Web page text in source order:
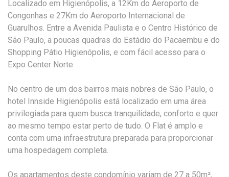
Localizado em Higienópolis, a 12Km do Aeroporto de
Congonhas e 27Km do Aeroporto Internacional de
Guarulhos. Entre a Avenida Paulista e o Centro Histórico de
São Paulo, a poucas quadras do Estádio do Pacaembu e do
Shopping Pátio Higienópolis, e com fácil acesso para o
Expo Center Norte
No centro de um dos bairros mais nobres de São Paulo, o
hotel Innside Higienópolis está localizado em uma área
privilegiada para quem busca tranquilidade, conforto e quer
ao mesmo tempo estar perto de tudo. O Flat é amplo e
conta com uma infraestrutura preparada para proporcionar
uma hospedagem completa.
Os apartamentos deste condomínio variam de 27 a 50m²,